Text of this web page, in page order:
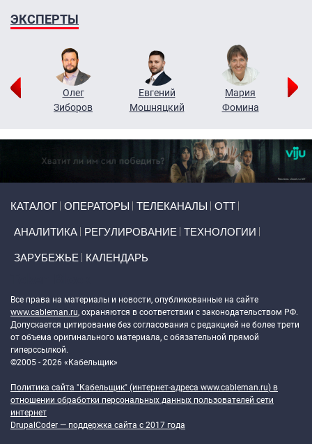
ЭКСПЕРТЫ
Олег
Зиборов
Евгений
Мошняцкий
Мария
Фомина
КАТАЛОГ ОПЕРАТОРЫ ТЕЛЕКАНАЛЫ ОТТ
АНАЛИТИКА РЕГУЛИРОВАНИЕ ТЕХНОЛОГИИ
ЗАРУБЕЖЬЕ КАЛЕНДАРЬ
Все права на материалы и новости, опубликованные на сайте
www.cableman.ru, охраняются в соответствии с законодательством РФ.
Допускается цитирование без согласования с редакцией не более трети
от объема оригинального материала, с обязательной прямой
гиперссылкой.
©2005 - 2026 «Кабельщик»
Политика сайта "Кабельщик" (интернет-адреса www.cableman.ru) в
отношении обработки персональных данных пользователей сети
интернет
DrupalCoder — поддержка сайта c 2017 года